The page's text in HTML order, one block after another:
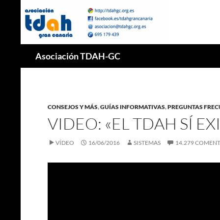
contenido
Asociación TDAH-GC
CONSEJOS Y MÁS,GUÍAS INFORMATIVAS,PREGUNTAS
VIDEO: «EL TDAH SÍ
VÍDEO 16/06/2016 SISTEMAS 14.279